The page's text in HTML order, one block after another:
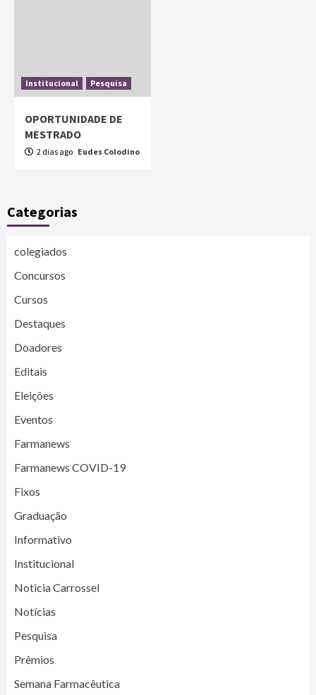
Institucional Pesquisa
OPORTUNIDADE DE
MESTRADO
2 dias ago Eudes Colodino
Categorias
colegiados
Concursos
Cursos
Destaques
Doadores
Editais
Eleições
Eventos
Farmanews
Farmanews COVID-19
Fixos
Graduação
Informativo
Institucional
Noticia Carrossel
Notícias
Pesquisa
Prêmios
Semana Farmacêutica